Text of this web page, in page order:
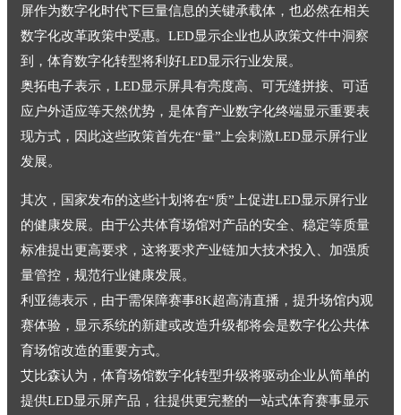
屏作为数字化时代下巨量信息的关键承载体，也必然在相关
数字化改革政策中受惠。LED显示企业也从政策文件中洞察
到，体育数字化转型将利好LED显示行业发展。
奥拓电子表示，LED显示屏具有亮度高、可无缝拼接、可适
应户外适应等天然优势，是体育产业数字化终端显示重要表
现方式，因此这些政策首先在“量”上会刺激LED显示屏行业
发展。
其次，国家发布的这些计划将在“质”上促进LED显示屏行业
的健康发展。由于公共体育场馆对产品的安全、稳定等质量
标准提出更高要求，这将要求产业链加大技术投入、加强质
量管控，规范行业健康发展。
利亚德表示，由于需保障赛事8K超高清直播，提升场馆内观
赛体验，显示系统的新建或改造升级都将会是数字化公共体
育场馆改造的重要方式。
艾比森认为，体育场馆数字化转型升级将驱动企业从简单的
提供LED显示屏产品，往提供更完整的一站式体育赛事显示